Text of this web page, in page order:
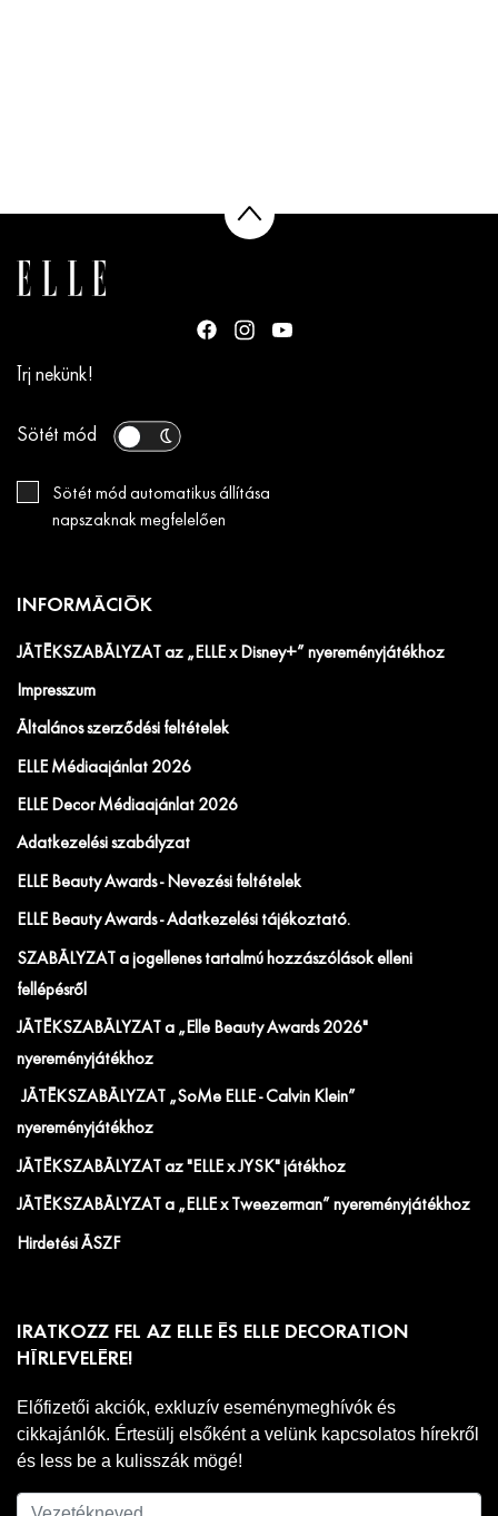
Írj nekünk!
Sötét mód
Sötét mód automatikus állítása
napszaknak megfelelően
INFORMÁCIÓK
JÁTÉKSZABÁLYZAT az „ELLE x Disney+” nyereményjátékhoz
Impresszum
Általános szerződési feltételek
ELLE Médiaajánlat 2026
ELLE Decor Médiaajánlat 2026
Adatkezelési szabályzat
ELLE Beauty Awards - Nevezési feltételek
ELLE Beauty Awards - Adatkezelési tájékoztató.
SZABÁLYZAT a jogellenes tartalmú hozzászólások elleni
fellépésről
JÁTÉKSZABÁLYZAT a „Elle Beauty Awards 2026"
nyereményjátékhoz
JÁTÉKSZABÁLYZAT „SoMe ELLE - Calvin Klein”
nyereményjátékhoz
JÁTÉKSZABÁLYZAT az "ELLE x JYSK" játékhoz
JÁTÉKSZABÁLYZAT a „ELLE x Tweezerman” nyereményjátékhoz
Hirdetési ÁSZF
IRATKOZZ FEL AZ ELLE ÉS ELLE DECORATION
HÍRLEVELÉRE!
Előfizetői akciók, exkluzív eseménymeghívók és
cikkajánlók. Értesülj elsőként a velünk kapcsolatos hírekről
és less be a kulisszák mögé!